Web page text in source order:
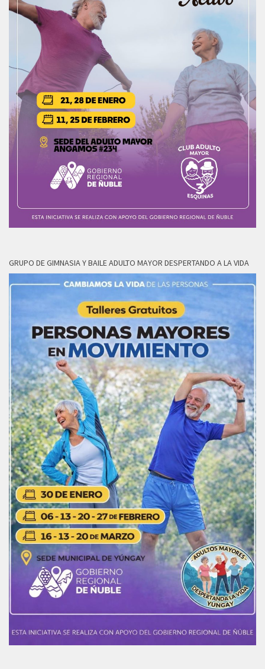
GRUPO DE GIMNASIA Y BAILE ADULTO MAYOR DESPERTANDO A LA VIDA